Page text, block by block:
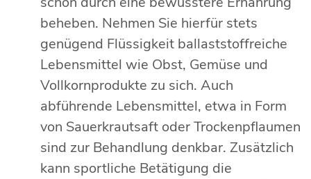
beheben. Nehmen Sie hierfür stets
genügend Flüssigkeit ballaststoffreiche
Lebensmittel wie Obst, Gemüse und
Vollkornprodukte zu sich. Auch
abführende Lebensmittel, etwa in Form
von Sauerkrautsaft oder Trockenpflaumen
sind zur Behandlung denkbar. Zusätzlich
kann sportliche Betätigung die